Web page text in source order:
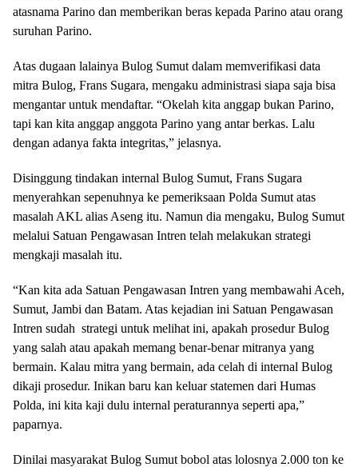
atasnama Parino dan memberikan beras kepada Parino atau orang
suruhan Parino.
Atas dugaan lalainya Bulog Sumut dalam memverifikasi data
mitra Bulog, Frans Sugara, mengaku administrasi siapa saja bisa
mengantar untuk mendaftar. “Okelah kita anggap bukan Parino,
tapi kan kita anggap anggota Parino yang antar berkas. Lalu
dengan adanya fakta integritas,” jelasnya.
Disinggung tindakan internal Bulog Sumut, Frans Sugara
menyerahkan sepenuhnya ke pemeriksaan Polda Sumut atas
masalah AKL alias Aseng itu. Namun dia mengaku, Bulog Sumut
melalui Satuan Pengawasan Intren telah melakukan strategi
mengkaji masalah itu.
“Kan kita ada Satuan Pengawasan Intren yang membawahi Aceh,
Sumut, Jambi dan Batam. Atas kejadian ini Satuan Pengawasan
Intren sudah strategi untuk melihat ini, apakah prosedur Bulog
yang salah atau apakah memang benar-benar mitranya yang
bermain. Kalau mitra yang bermain, ada celah di internal Bulog
dikaji prosedur. Inikan baru kan keluar statemen dari Humas
Polda, ini kita kaji dulu internal peraturannya seperti apa,”
paparnya.
Dinilai masyarakat Bulog Sumut bobol atas lolosnya 2.000 ton ke